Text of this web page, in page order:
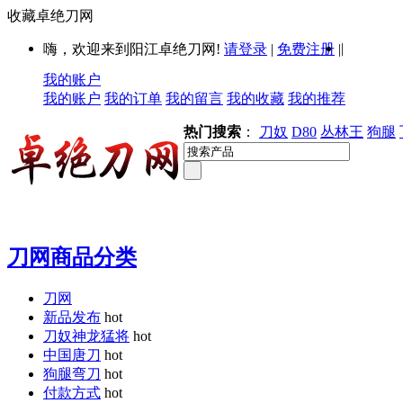
收藏卓绝刀网
嗨，欢迎来到阳江卓绝刀网! 请登录 | 免费注册 ||
我的账户
我的账户 我的订单 我的留言 我的收藏 我的推荐
热门搜索 ： 刀奴 D80 丛林王 狗腿
刀网商品分类
刀网
新品发布 hot
刀奴神龙猛将 hot
中国唐刀 hot
狗腿弯刀 hot
付款方式 hot